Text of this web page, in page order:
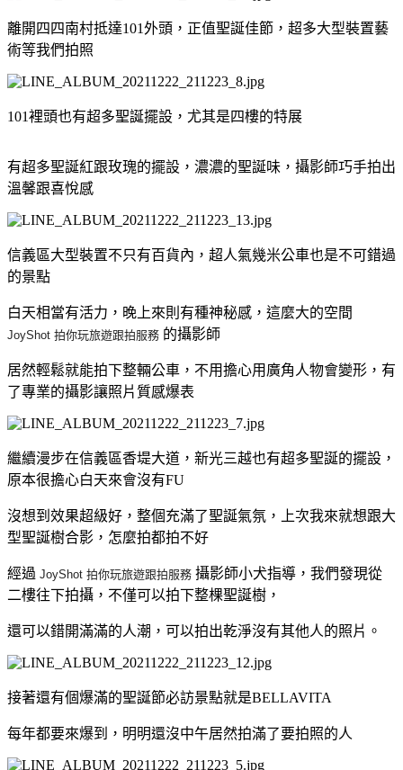
離開四四南村抵達101外頭，正值聖誕佳節，超多大型裝置藝
術等我們拍照
101裡頭也有超多聖誕擺設，尤其是四樓的特展
有超多聖誕紅跟玫瑰的擺設，濃濃的聖誕味，攝影師巧手拍出
溫馨跟喜悅感
信義區大型裝置不只有百貨內，超人氣幾米公車也是不可錯過
的景點
白天相當有活力，晚上來則有種神秘感，這麼大的空間
JoyShot 拍你玩旅遊跟拍服務 的攝影師
居然輕鬆就能拍下整輛公車，不用擔心用廣角人物會變形，有
了專業的攝影讓照片質感爆表
繼續漫步在信義區香堤大道，新光三越也有超多聖誕的擺設，
原本很擔心白天來會沒有FU
沒想到效果超級好，整個充滿了聖誕氣氛，上次我來就想跟大
型聖誕樹合影，怎麼拍都拍不好
經過 JoyShot 拍你玩旅遊跟拍服務 攝影師小犬指導，我們發現從
二樓往下拍攝，不僅可以拍下整棵聖誕樹，
還可以錯開滿滿的人潮，可以拍出乾淨沒有其他人的照片。
接著還有個爆滿的聖誕節必訪景點就是BELLAVITA
每年都要來爆到，明明還沒中午居然拍滿了要拍照的人